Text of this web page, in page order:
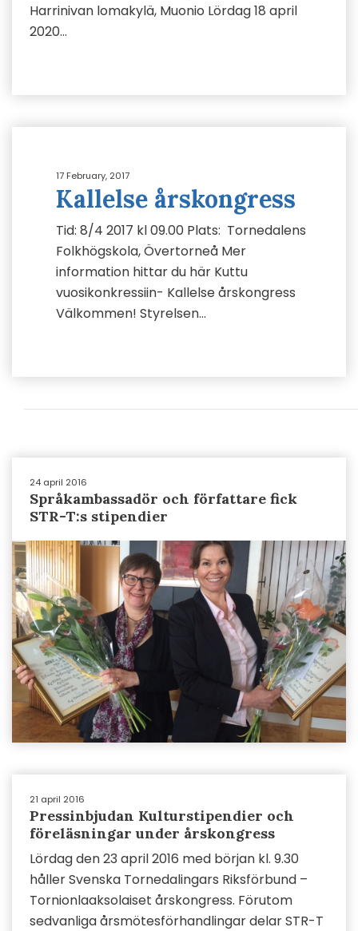
Harrinivan lomakylä, Muonio Lördag 18 april
2020…
17 February, 2017
Kallelse årskongress
Tid: 8/4 2017 kl 09.00 Plats: Tornedalens
Folkhögskola, Övertorneå Mer
information hittar du här Kuttu
vuosikonkressiin- Kallelse årskongress
Välkommen! Styrelsen…
24 april 2016
Språkambassadör och författare fick
STR-T:s stipendier
21 april 2016
Pressinbjudan Kulturstipendier och
föreläsningar under årskongress
Lördag den 23 april 2016 med början kl. 9.30
håller Svenska Tornedalingars Riksförbund –
Tornionlaaksolaiset årskongress. Förutom
sedvanliga årsmötesförhandlingar delar STR-T